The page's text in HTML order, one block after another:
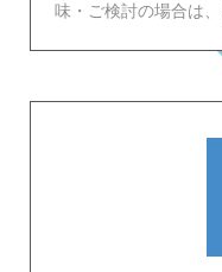
味・ご検討の場合は